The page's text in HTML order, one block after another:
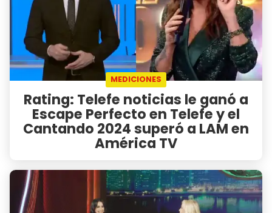
MEDICIONES
Rating: Telefe noticias le ganó a
Escape Perfecto en Telefe y el
Cantando 2024 superó a LAM en
América TV